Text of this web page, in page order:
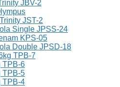
JBV-2
JST-2
Single JPSS-24
KPS-05
Double JPSD-18
TPB-7
TPB-6
TPB-5
TPB-4